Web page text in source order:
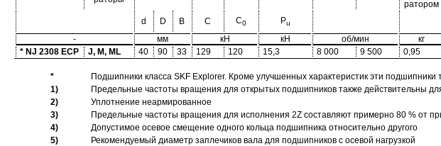
ратором
d D B C C0 Pu
-
мм кН кН об/мин кг
* NJ 2308 ECP
J, M, ML 40 90 33 129 120 15,3 8 000 9 500 0,95
*
Подшипники класса SKF Explorer. Кроме улучшенных характеристик эти
1)
Предельные частоты вращения для открытых подшипников также действительны
2)
Уплотнение неармированное
3)
Предельные частоты вращения для исполнения 2Z составляют примерно 80 % от
4)
Допустимое осевое смещение одного кольца подшипника относительно другого
5)
Рекомендуемый диаметр заплечиков вала для подшипников с осевой нагрузкой